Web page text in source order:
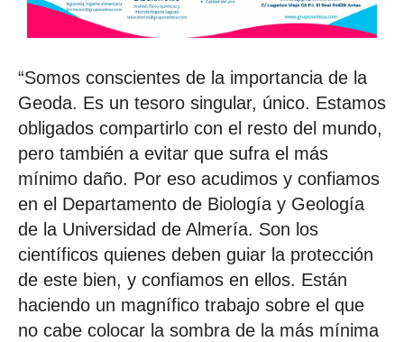
“Somos conscientes de la importancia de la
Geoda. Es un tesoro singular, único. Estamos
obligados compartirlo con el resto del mundo,
pero también a evitar que sufra el más
mínimo daño. Por eso acudimos y confiamos
en el Departamento de Biología y Geología
de la Universidad de Almería. Son los
científicos quienes deben guiar la protección
de este bien, y confiamos en ellos. Están
haciendo un magnífico trabajo sobre el que
no cabe colocar la sombra de la más mínima